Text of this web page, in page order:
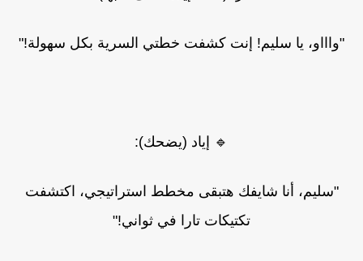
"واااو، يا سليم! إنت كشفت خطتي السرية بكل سهولة!"
🔹 إياد (يضحك):
"سليم، أنا شايفك هتبقى مخطط استراتيجي، اكتشفت
تكتيكات تارا في ثواني!"